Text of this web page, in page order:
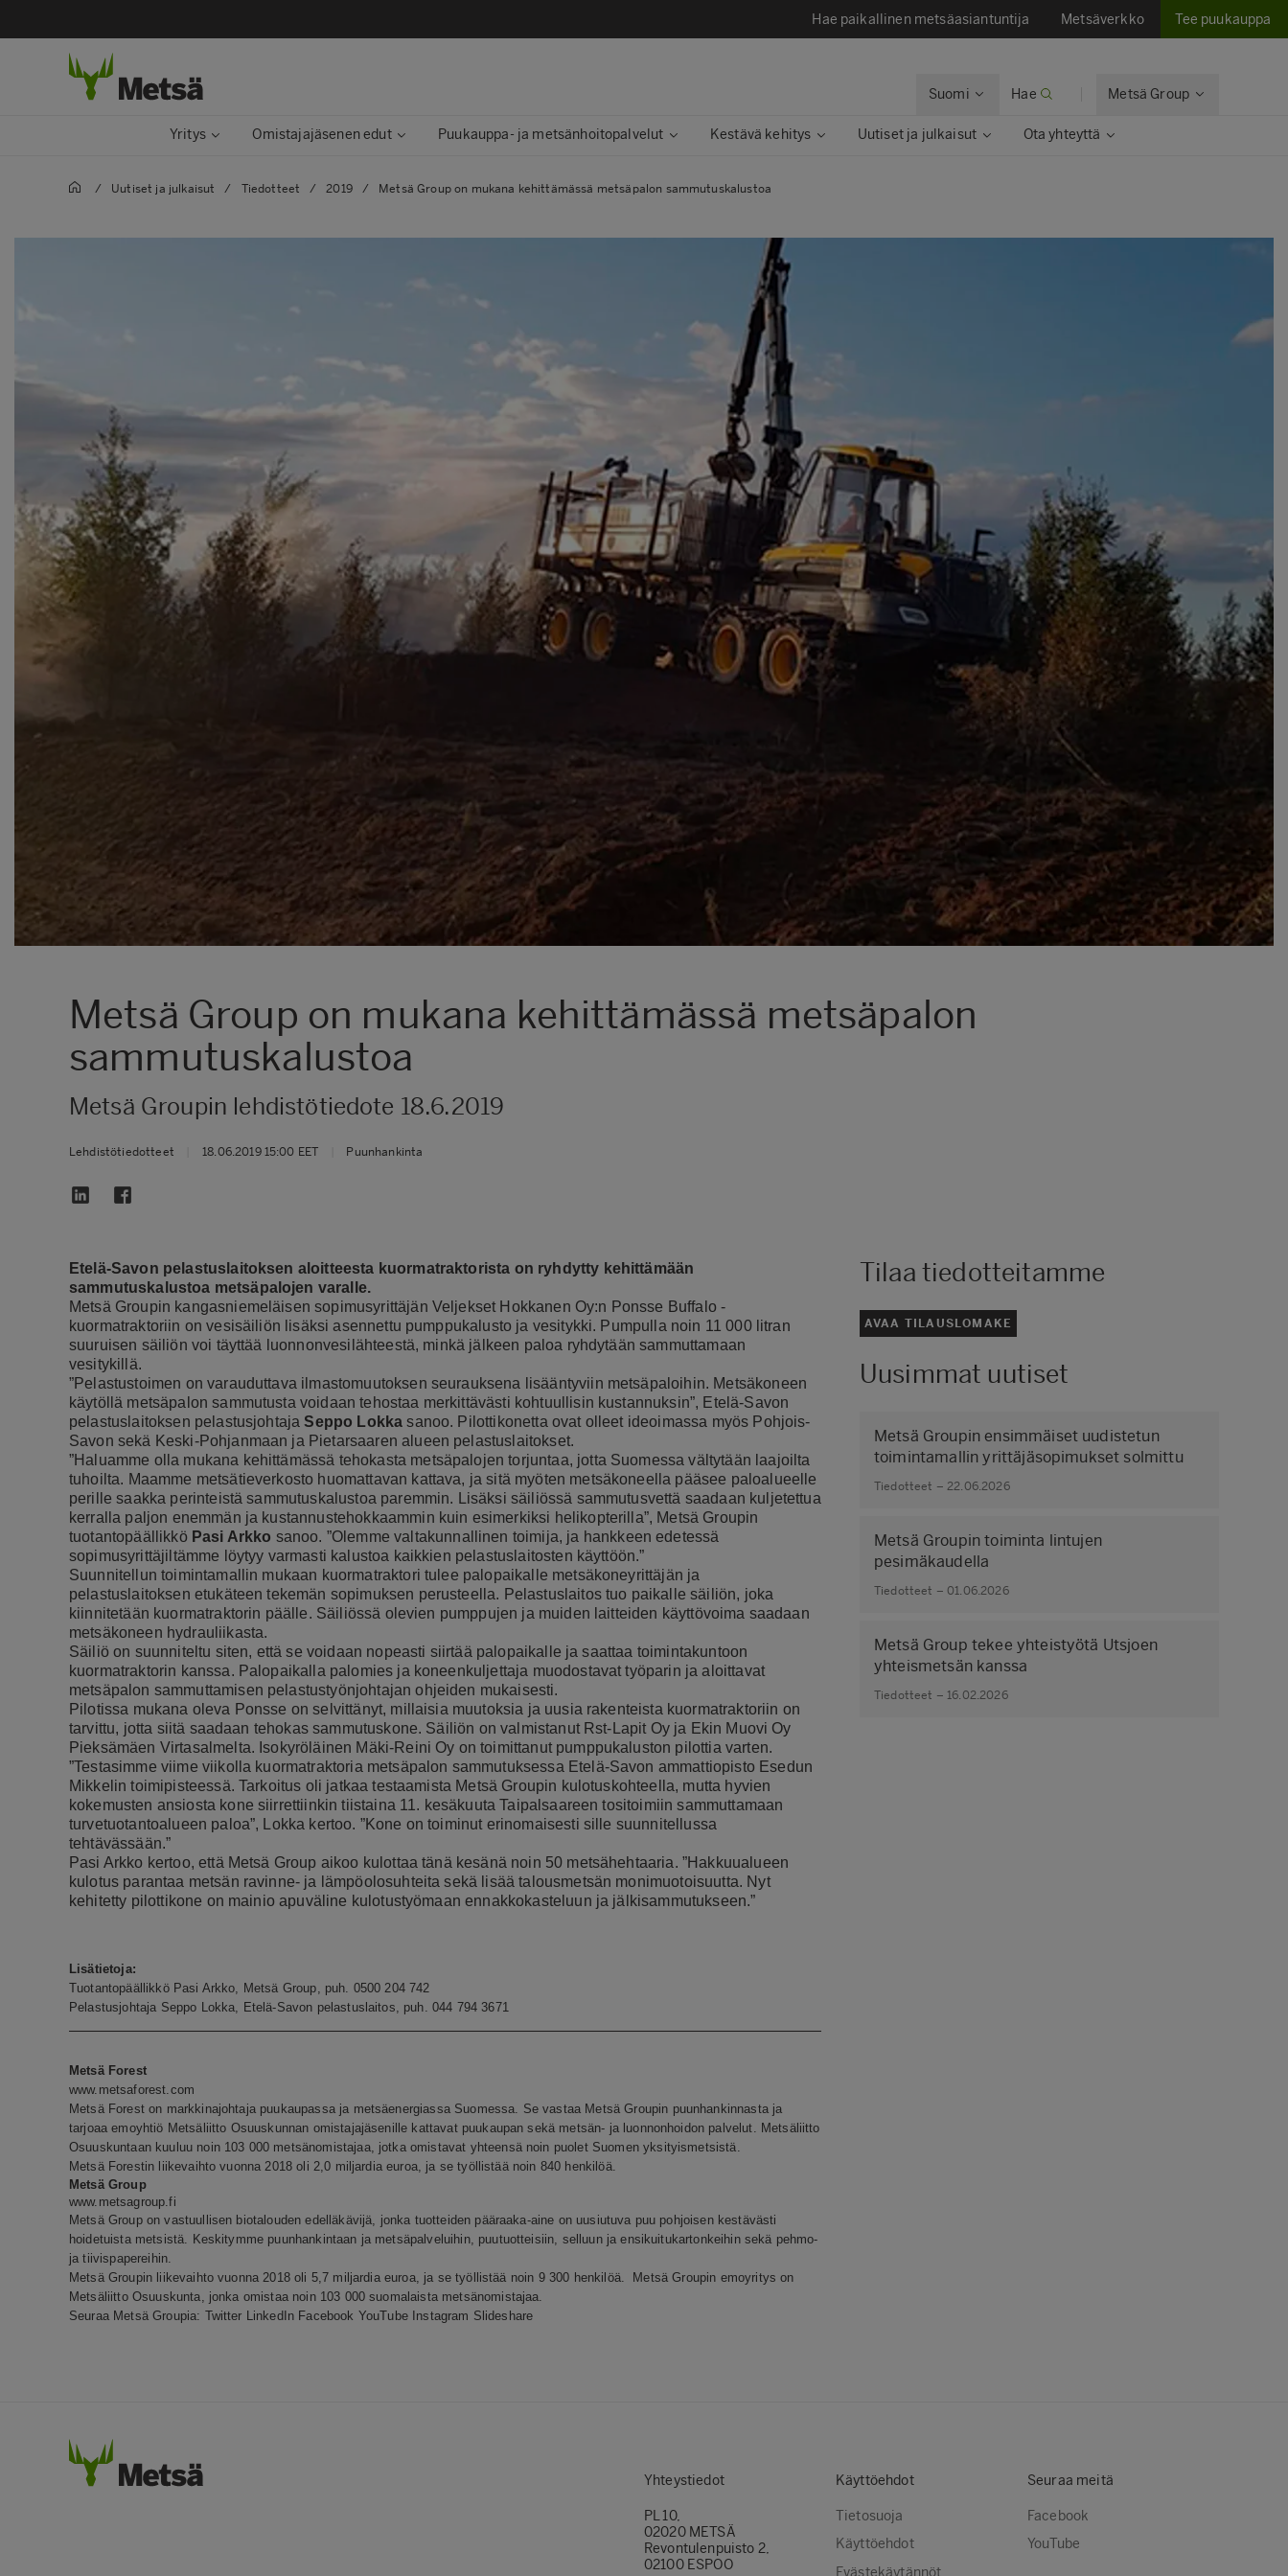
Hae paikallinen metsäasiantuntija Metsäverkko Tee puukauppa
Suomi Hae Metsä Group
Yritys Omistajajäsenen edut Puukauppa- ja metsänhoitopalvelut Kestävä kehitys​ Uutiset ja julkaisut​ Ota yhteyttä​
/ Uutiset ja julkaisut​ / Tiedotteet / 2019 / Metsä Group on mukana kehittämässä metsäpalon sammutuskalustoa
Metsä Group on mukana kehittämässä metsäpalon
sammutuskalustoa
Metsä Groupin lehdistötiedote 18.6.2019
Lehdistötiedotteet 18.06.2019 15:00 EET Puunhankinta
Etelä-Savon pelastuslaitoksen aloitteesta kuormatraktorista on ryhdytty kehittämään
sammutuskalustoa metsäpalojen varalle.
Metsä Groupin kangasniemeläisen sopimusyrittäjän Veljekset Hokkanen Oy:n Ponsse Buffalo -
kuormatraktoriin on vesisäiliön lisäksi asennettu pumppukalusto ja vesitykki. Pumpulla noin 11 000 litran
suuruisen säiliön voi täyttää luonnonvesilähteestä, minkä jälkeen paloa ryhdytään sammuttamaan
vesitykillä.
”Pelastustoimen on varauduttava ilmastomuutoksen seurauksena lisääntyviin metsäpaloihin. Metsäkoneen
käytöllä metsäpalon sammutusta voidaan tehostaa merkittävästi kohtuullisin kustannuksin”, Etelä-Savon
pelastuslaitoksen pelastusjohtajaSeppo Lokka sanoo. Pilottikonetta ovat olleet ideoimassa myös Pohjois-
Savon sekä Keski-Pohjanmaan ja Pietarsaaren alueen pelastuslaitokset.
”Haluamme olla mukana kehittämässä tehokasta metsäpalojen torjuntaa, jotta Suomessa vältytään laajoilta
tuhoilta. Maamme metsätieverkosto huomattavan kattava, ja sitä myöten metsäkoneella pääsee paloalueelle
perille saakka perinteistä sammutuskalustoa paremmin. Lisäksi säiliössä sammutusvettä saadaan kuljetettua
kerralla paljon enemmän ja kustannustehokkaammin kuin esimerkiksi helikopterilla”, Metsä Groupin
tuotantopäällikkö Pasi Arkko sanoo. ”Olemme valtakunnallinen toimija, ja hankkeen edetessä
sopimusyrittäjiltämme löytyy varmasti kalustoa kaikkien pelastuslaitosten käyttöön.”
Suunnitellun toimintamallin mukaan kuormatraktori tulee palopaikalle metsäkoneyrittäjän ja
pelastuslaitoksen etukäteen tekemän sopimuksen perusteella. Pelastuslaitos tuo paikalle säiliön, joka
kiinnitetään kuormatraktorin päälle. Säiliössä olevien pumppujen ja muiden laitteiden käyttövoima saadaan
metsäkoneen hydrauliikasta.
Säiliö on suunniteltu siten, että se voidaan nopeasti siirtää palopaikalle ja saattaa toimintakuntoon
kuormatraktorin kanssa. Palopaikalla palomies ja koneenkuljettaja muodostavat työparin ja aloittavat
metsäpalon sammuttamisen pelastustyönjohtajan ohjeiden mukaisesti.
Pilotissa mukana oleva Ponsse on selvittänyt, millaisia muutoksia ja uusia rakenteista kuormatraktoriin on
tarvittu, jotta siitä saadaan tehokas sammutuskone. Säiliön on valmistanut Rst-Lapit Oy ja Ekin Muovi Oy
Pieksämäen Virtasalmelta. Isokyröläinen Mäki-Reini Oy on toimittanut pumppukaluston pilottia varten.
”Testasimme viime viikolla kuormatraktoria metsäpalon sammutuksessa Etelä-Savon ammattiopisto Esedun
Mikkelin toimipisteessä. Tarkoitus oli jatkaa testaamista Metsä Groupin kulotuskohteella, mutta hyvien
kokemusten ansiosta kone siirrettiinkin tiistaina 11. kesäkuuta Taipalsaareen tositoimiin sammuttamaan
turvetuotantoalueen paloa”, Lokka kertoo. ”Kone on toiminut erinomaisesti sille suunnitellussa
tehtävässään.”
Pasi Arkko kertoo, että Metsä Group aikoo kulottaa tänä kesänä noin 50 metsähehtaaria. ”Hakkuualueen
kulotus parantaa metsän ravinne- ja lämpöolosuhteita sekä lisää talousmetsän monimuotoisuutta. Nyt
kehitetty pilottikone on mainio apuväline kulotustyömaan ennakkokasteluun ja jälkisammutukseen.”
Lisätietoja:
Tuotantopäällikkö Pasi Arkko, Metsä Group, puh. 0500 204 742
Pelastusjohtaja Seppo Lokka, Etelä-Savon pelastuslaitos, puh. 044 794 3671
Metsä Forest
www.metsaforest.com
Metsä Forest on markkinajohtaja puukaupassa ja metsäenergiassa Suomessa. Se vastaa Metsä Groupin puunhankinnasta ja
tarjoaa emoyhtiö Metsäliitto Osuuskunnan omistajajäsenille kattavat puukaupan sekä metsän- ja luonnonhoidon palvelut. Metsäliitto
Osuuskuntaan kuuluu noin 103 000 metsänomistajaa, jotka omistavat yhteensä noin puolet Suomen yksityismetsistä.
Metsä Forestin liikevaihto vuonna 2018 oli 2,0 miljardia euroa, ja se työllistää noin 840 henkilöä.
Metsä Group
www.metsagroup.fi
Metsä Group on vastuullisen biotalouden edelläkävijä, jonka tuotteiden pääraaka-aine on uusiutuva puu pohjoisen kestävästi
hoidetuista metsistä. Keskitymme puunhankintaan ja metsäpalveluihin, puutuotteisiin, selluun ja ensikuitukartonkeihin sekä pehmo-
ja tiivispapereihin.
Metsä Groupin liikevaihto vuonna 2018 oli 5,7 miljardia euroa, ja se työllistää noin 9 300 henkilöä. Metsä Groupin emoyritys on
Metsäliitto Osuuskunta, jonka omistaa noin 103 000 suomalaista metsänomistajaa.
Seuraa Metsä Groupia: Twitter LinkedIn Facebook YouTube Instagram Slideshare
Tilaa tiedotteitamme
AVAA TILAUSLOMAKE
Uusimmat uutiset
Metsä Groupin ensimmäiset uudistetun
toimintamallin yrittäjäsopimukset solmittu
Tiedotteet – 22.06.2026
Metsä Groupin toiminta lintujen
pesimäkaudella
Tiedotteet – 01.06.2026
Metsä Group tekee yhteistyötä Utsjoen
yhteismetsän kanssa
Tiedotteet – 16.02.2026
Yhteystiedot
PL 10,
02020 METSÄ
Revontulenpuisto 2,
02100 ESPOO
Käyttöehdot
Tietosuoja
Käyttöehdot
Evästekäytännöt
Seuraa meitä
Facebook
YouTube